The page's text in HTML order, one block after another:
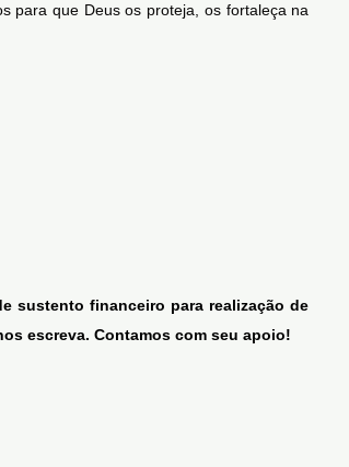
para que Deus os proteja, os fortaleça na
sustento financeiro para realização de
escreva. Contamos com seu apoio!